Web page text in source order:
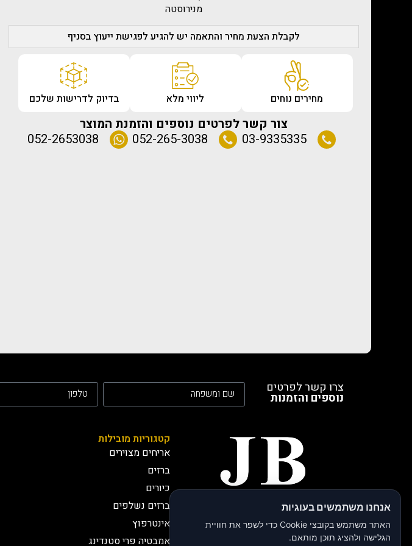
מנירוסטה
לקבלת הצעת מחיר והתאמה יש להגיע לפגישת ייעוץ בסניף
מחירים נוחים ליווי מלא בדיוק לדרישות שלכם
צור קשר לפרטים נוספים והזמנת המוצר
03-9335335
052-265-3038
052-2653038
צרו קשר לפרטים
נוספים והזמנות
יבואנים רשמיים
קטגוריות מובילות
אריחים מצוירים
ברזים
כיורים
ברזים נשלפים
אינטרפוץ
אמבטיה פרי סטנדינג
אנחנו משתמשים בעוגיות
האתר משתמש בקובצי Cookie כדי לשפר את חוויית
הגלישה ולהציג תוכן מותאם.